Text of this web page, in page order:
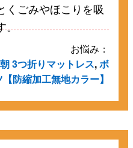
くごみやほこりを吸
。
お悩み：
3つ折りマットレス,ボ
防縮加工無地カラー】